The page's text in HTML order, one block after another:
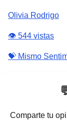
Olivia Rodrigo
👁️ 544 vistas
💝 Mismo
Comparte tu